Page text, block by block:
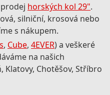
horských kol 29".
silniční, krosová nebo
s nákupem.
, Cube, 4EVER) a veškeré
na našich
Klatovy, Chotěšov, Stříbro